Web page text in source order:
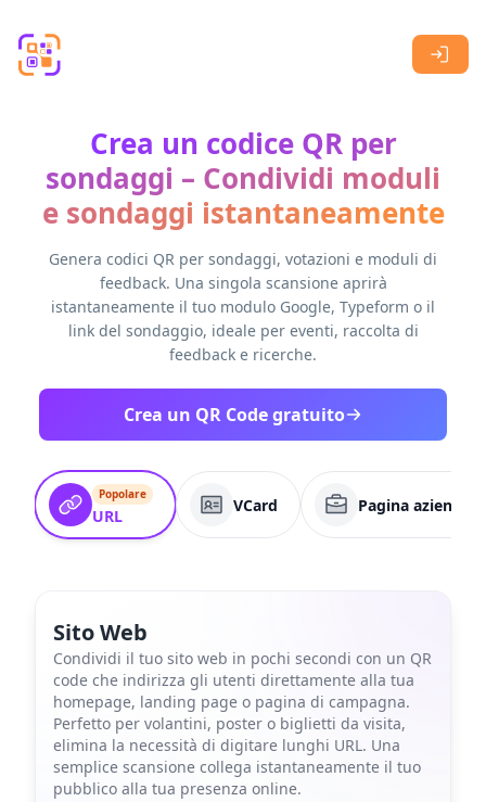
Crea un codice QR per
sondaggi – Condividi moduli
e sondaggi istantaneamente
Genera codici QR per sondaggi, votazioni e moduli di
feedback. Una singola scansione aprirà
istantaneamente il tuo modulo Google, Typeform o il
link del sondaggio, ideale per eventi, raccolta di
feedback e ricerche.
Crea un QR Code gratuito
Popolare
URL
VCard Pagina aziendale
Sito Web
Condividi il tuo sito web in pochi secondi con un QR
code che indirizza gli utenti direttamente alla tua
homepage, landing page o pagina di campagna.
Perfetto per volantini, poster o biglietti da visita,
elimina la necessità di digitare lunghi URL. Una
semplice scansione collega istantaneamente il tuo
pubblico alla tua presenza online.